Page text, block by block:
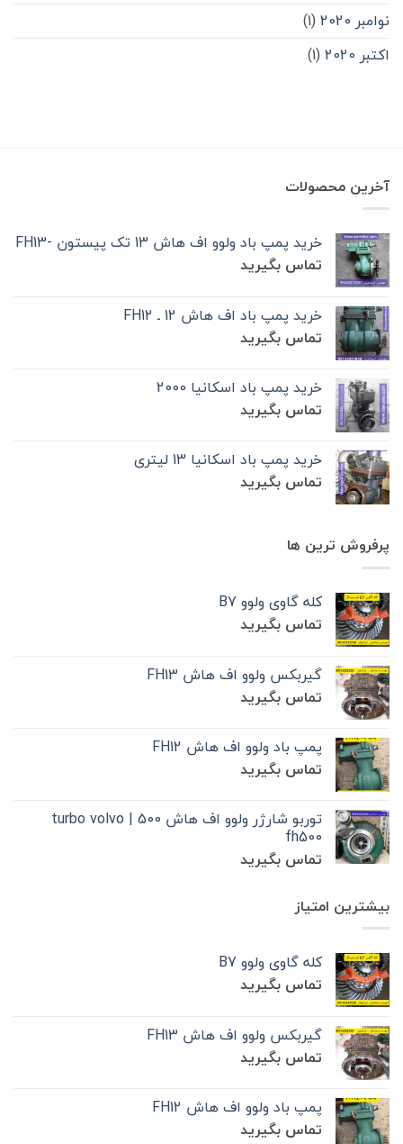
نوامبر 2020
(1)
اکتبر 2020
(1)
آخرین محصولات
خرید پمپ باد ولوو اف هاش 13 تک‌ پیستون -FH13
تماس بگیرید
خرید پمپ باد اف هاش 12 ـ FH12
تماس بگیرید
خرید پمپ باد اسکانیا 2000
تماس بگیرید
خرید پمپ باد اسکانیا 13 لیتری
تماس بگیرید
پرفروش ترین ها
کله گاوی ولوو B7
تماس بگیرید
گیربکس ولوو اف هاش FH13
تماس بگیرید
پمپ باد ولوو اف هاش FH12
تماس بگیرید
توربو شارژر ولوو اف هاش 500 | turbo volvo
fh500
تماس بگیرید
بیشترین امتیاز
کله گاوی ولوو B7
تماس بگیرید
گیربکس ولوو اف هاش FH13
تماس بگیرید
پمپ باد ولوو اف هاش FH12
تماس بگیرید